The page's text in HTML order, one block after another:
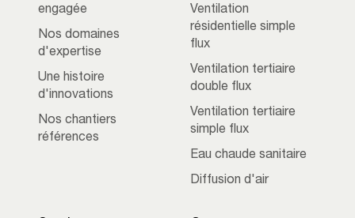
engagée
Nos domaines
d'expertise
Une histoire
d'innovations
Nos chantiers
références
Ventilation
résidentielle simple
flux
Ventilation tertiaire
double flux
Ventilation tertiaire
simple flux
Eau chaude sanitaire
Diffusion d'air